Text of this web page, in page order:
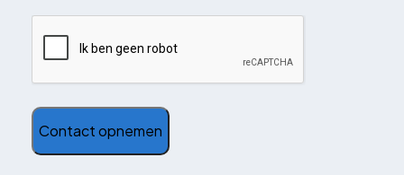
Blog
Contact
ga
akkoord
met
de
voorwaarden(Vereist)